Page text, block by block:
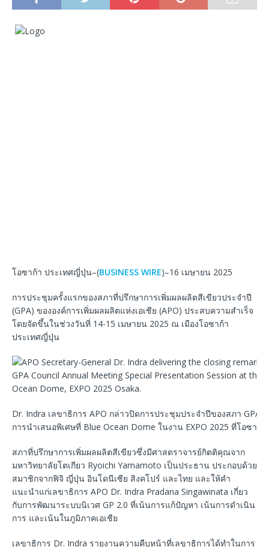
โอซาก้า ประเทศญี่ปุ่น–(BUSINESS WIRE)–16 เมษายน 2025
การประชุมครั้งแรกของสภาที่ปรึกษาการเพิ่มผลผลิตสีเขียวประจำปี
(GPA) ขององค์การเพิ่มผลผลิตแห่งเอเชีย (APO) ประสบความสำเร็จ
โดยจัดขึ้นในช่วงวันที่ 14-15 เมษายน 2025 ณ เมืองโอซาก้า
ประเทศญี่ปุ่น
Dr. Indra เลขาธิการ APO กล่าวปิดการประชุมประจำปีของสภา GPA
การนำเสนอพิเศษที่ Blue Ocean Dome ในงาน EXPO 2025 ที่โอซาก้า
สภาที่ปรึกษาการเพิ่มผลผลิตสีเขียวซึ่งมีศาสตราจารย์กิตติคุณจาก
มหาวิทยาลัยโตเกียว Ryoichi Yamamoto เป็นประธาน ประกอบด้วย
สมาชิกจากฟิจิ ญี่ปุ่น อินโดนีเซีย สิงคโปร์ และไทย และให้คำ
แนะนำแก่เลขาธิการ APO Dr. Indra Pradana Singawinata เกี่ยว
กับการพัฒนาระบบนิเวศ GP 2.0 ที่เน้นการแก้ปัญหา เน้นการดำเนิน
การ และเน้นในภูมิภาคเอเชีย
เลขาธิการ Dr. Indra รายงานความคืบหน้าที่เลขาธิการได้ทำในการ